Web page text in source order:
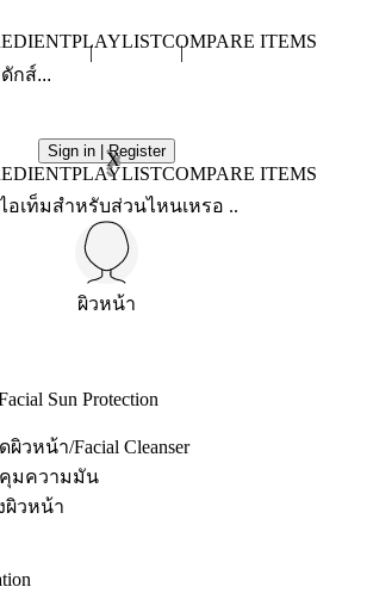
PLAYLISTCOMPARE ITEMS
Sign in | Register
X
PLAYLISTCOMPARE ITEMS
อเท็มสำหรับส่วนไหนเหรอ ..
ผิวหน้า
Sun Protection
วหน้า/Facial Cleanser
มความมัน
วหน้า